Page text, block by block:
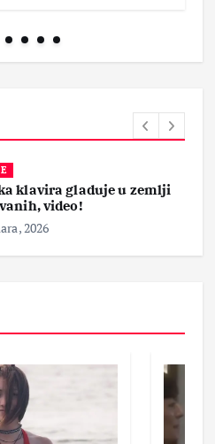
klavira gladuje u zemlji
video!
2026